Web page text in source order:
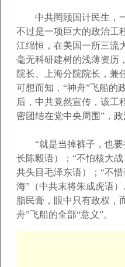
中共罔顾国计民生，一
不过是一项巨大的政治工
江绵恒，在美国一所三流
毫无科研建树的浅薄资历
院长、上海分院院长，兼
可想而知，“神舟”飞船的
后，中共竟然宣传，该工
密团结在党中央周围”，政
“就是当掉裤子，也要
长陈毅语）；“不怕核大
共头目毛泽东语）；“不
海”（中共末将朱成虎语
脂民膏，眼中只有政权，
舟”飞船的全部“意义”。